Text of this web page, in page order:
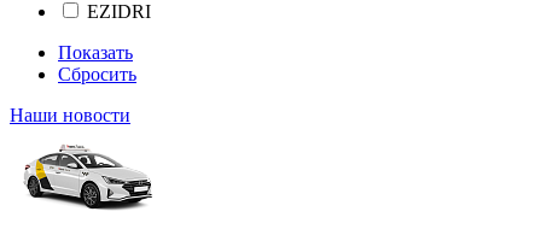
EZIDRI
Показать
Сбросить
Наши новости